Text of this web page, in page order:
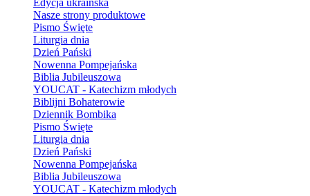
Edycja ukraińska
Nasze strony produktowe
Pismo Święte
Liturgia dnia
Dzień Pański
Nowenna Pompejańska
Biblia Jubileuszowa
YOUCAT - Katechizm młodych
Biblijni Bohaterowie
Dziennik Bombika
Pismo Święte
Liturgia dnia
Dzień Pański
Nowenna Pompejańska
Biblia Jubileuszowa
YOUCAT - Katechizm młodych